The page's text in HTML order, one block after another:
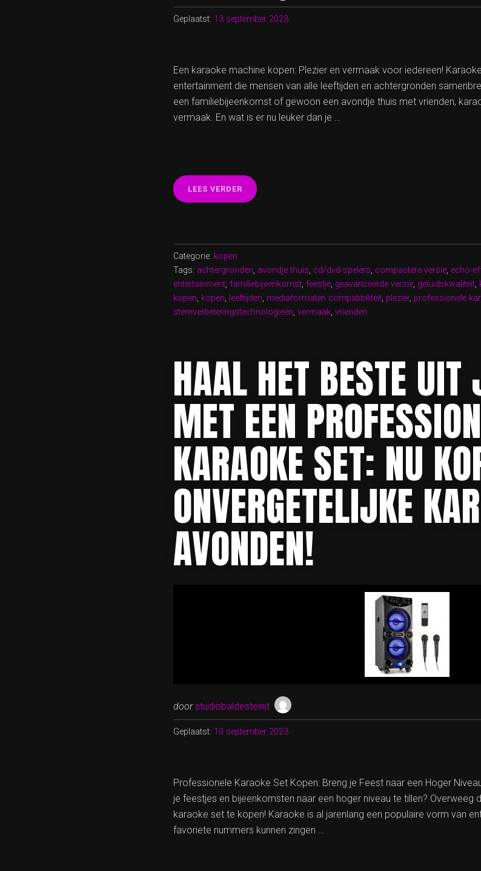
Geplaatst: 13 september 2023
Een karaoke machine kopen: Plezier en vermaak voor iedereen!
entertainment die mensen van alle leeftijden en achtergronden
een familiebijeenkomst of gewoon een avondje thuis met vrienden,
vermaak. En wat is er nu leuker dan je …
LEES VERDER “KARAOKE
MACHINE
IN
JOUW
EIGEN
Categorie: kopen
Tags: achtergronden, avondje thuis, cd/dvd-spelers, compactere versie, echo-
entertainment, familiebijeenkomst, feestje, geavanceerde versie, geluidskwaliteit,
kopen, kopen, leeftijden, mediaformaten compatibiliteit, plezier, professionele
stemverbeteringstechnologieën, vermaak, vrienden
HAAL HET BESTE
MET EEN
KARAOKE SET: NU
ONVERGETELIJKE
AVONDEN!
door studiobaldesteinit
Geplaatst: 10 september 2023
Professionele Karaoke Set Kopen: Breng je Feest naar een Hoger
je feestjes en bijeenkomsten naar een hoger niveau te tillen? Overweeg
karaoke set te kopen! Karaoke is al jarenlang een populaire vorm van
favoriete nummers kunnen zingen …